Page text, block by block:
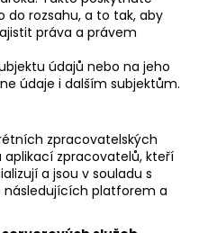
do rozsahu, a to tak, aby
práva a právem
údajů nebo na jeho
údaje i dalším subjektům.
zpracovatelských
zpracovatelů, kteří
a jsou v souladu s
následujících platforem a